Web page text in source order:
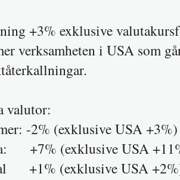
+3% exklusive
verksamheten i USA som
valutor:
-2% (exklusive USA +3%)
+7% (exklusive USA
+1% (exklusive USA